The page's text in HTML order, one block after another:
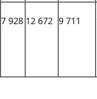
7 928 12 672 9 711